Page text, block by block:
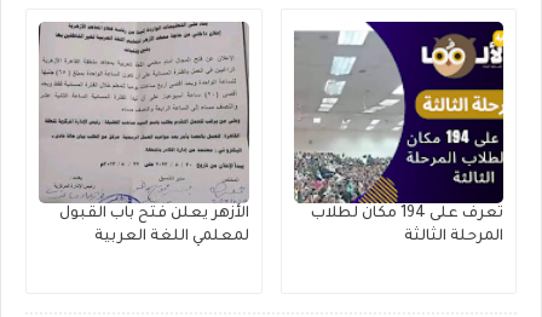
تعرف على 194 مكان لطلاب
المرحلة الثالثة
الأزهر يعلن فتح باب القبول
لمعلمي اللغة العربية